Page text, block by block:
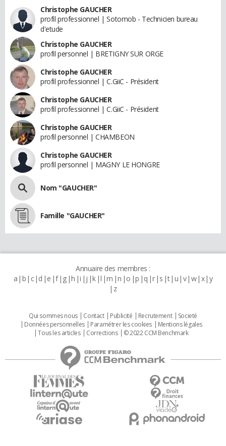
Christophe GAUCHER
profil professionnel | Sotomob - Technicien bureau
d'etude
Christophe GAUCHER
profil personnel | BRETIGNY SUR ORGE
Christophe GAUCHER
profil professionnel | C.GiiC - Président
Christophe GAUCHER
profil professionnel | C.GiiC - Président
Christophe GAUCHER
profil personnel | CHAMBEON
Christophe GAUCHER
profil personnel | MAGNY LE HONGRE
Nom "GAUCHER"
Famille "GAUCHER"
Annuaire des membres :
a b c d e f g h i j k l m n o p q r s t u v w x y
z
Qui sommes nous Contact Publicité Recrutement
Societé
Données personnelles
Paramétrer les cookies
Mentions légales
Tous les articles
Corrections © 2022 CCM Benchmark